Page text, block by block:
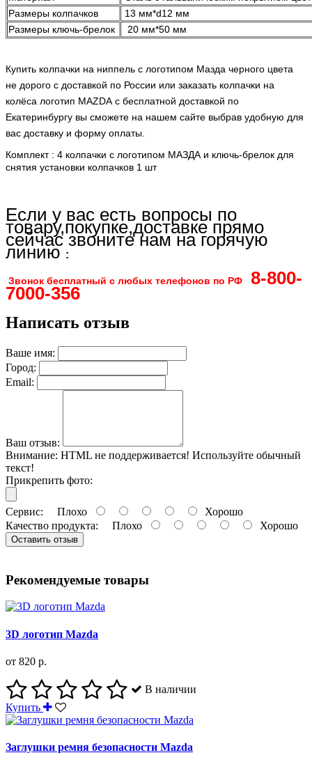
Размеры колпачков
13 мм*d12 мм
Размеры ключь-брелок
20 мм*50 мм
Купить колпачки на ниппель с логотипом Мазда черного цвета
не дорого с доставкой по России или заказать колпачки на
колёса логотип MAZDAс бесплатной доставкой по
Екатеринбургу вы сможете на нашем сайте выбрав удобную для
вас доставку и форму оплаты.
Комплект : 4 колпачки с логотипом МАЗДА и ключь-брелок для
снятия установки колпачков 1 шт
Если у вас есть вопросы по
товару,покупке,доставке прямо
сейчас звоните нам на горячую
линию :
Звонок бесплатный с любых телефонов по РФ 8-800-
7000-356
Написать отзыв
Ваше имя:
Город:
Email:
Ваш отзыв:
Внимание: HTML не поддерживается! Используйте обычный
текст!
Прикрепить фото:
Сервис: Плохо
Хорошо
Качество продукта:
Плохо Хорошо
Оставить отзыв
Рекомендуемые товары
3D логотип Mazda
от 820 р.
В наличии
Купить
Заглушки ремня безопасности Mazda